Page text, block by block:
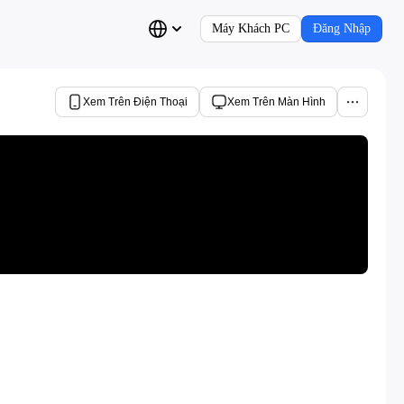
Máy Khách PC Đăng Nhập
Xem Trên Điện Thoại Xem Trên Màn Hình